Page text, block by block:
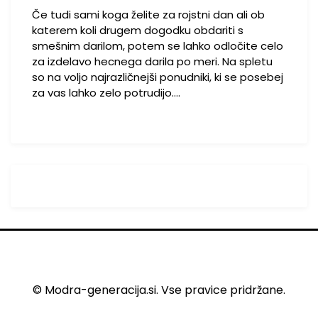
Če tudi sami koga želite za rojstni dan ali ob
katerem koli drugem dogodku obdariti s
smešnim darilom, potem se lahko odločite celo
za izdelavo hecnega darila po meri. Na spletu
so na voljo najrazličnejši ponudniki, ki se posebej
za vas lahko zelo potrudijo.…
© Modra-generacija.si. Vse pravice pridržane.